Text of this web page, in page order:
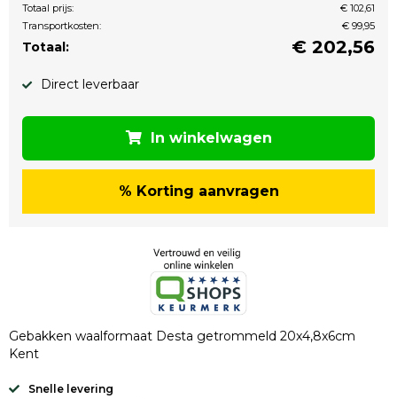
Totaal prijs:
€ 102,61
Transportkosten:
€ 99,95
Totaal: € 202,56
Direct leverbaar
In winkelwagen
% Korting aanvragen
Gebakken waalformaat Desta getrommeld 20x4,8x6cm
Kent
Snelle levering